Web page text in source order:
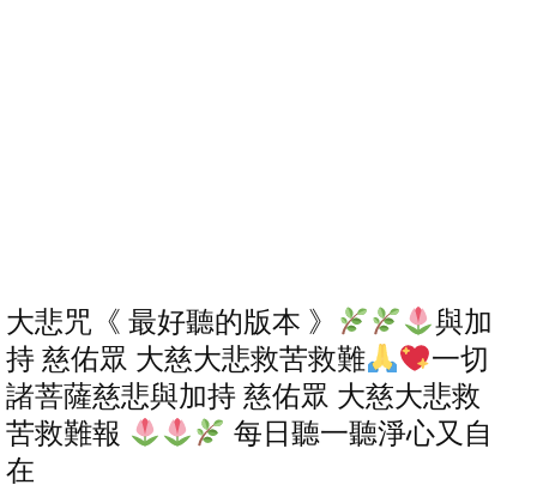
大悲咒《 最好聽的版本 》
與加
持 慈佑眾 大慈大悲救苦救難
一切
諸菩薩慈悲與加持 慈佑眾 大慈大悲救
苦救難報
每日聽一聽淨心又自
在